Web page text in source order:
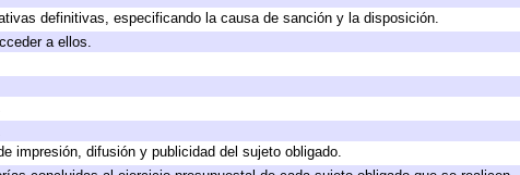
definitivas, especificando la causa de sanción y la disposición.
a ellos.
impresión, difusión y publicidad del sujeto obligado.